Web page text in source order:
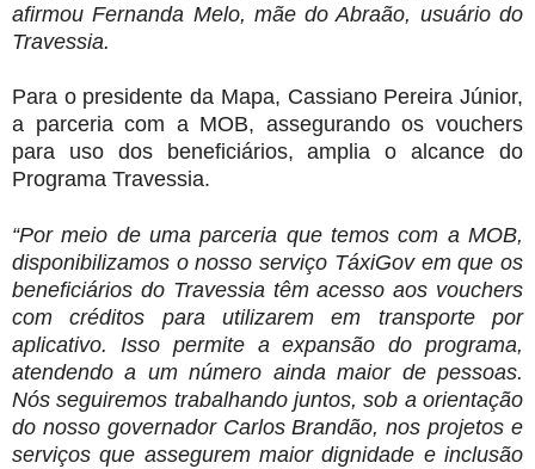
afirmou Fernanda Melo, mãe do Abraão, usuário do
Travessia.
Para o presidente da Mapa, Cassiano Pereira Júnior,
a parceria com a MOB, assegurando os vouchers
para uso dos beneficiários, amplia o alcance do
Programa Travessia.
“Por meio de uma parceria que temos com a MOB,
disponibilizamos o nosso serviço TáxiGov em que os
beneficiários do Travessia têm acesso aos vouchers
com créditos para utilizarem em transporte por
aplicativo. Isso permite a expansão do programa,
atendendo a um número ainda maior de pessoas.
Nós seguiremos trabalhando juntos, sob a orientação
do nosso governador Carlos Brandão, nos projetos e
serviços que assegurem maior dignidade e inclusão